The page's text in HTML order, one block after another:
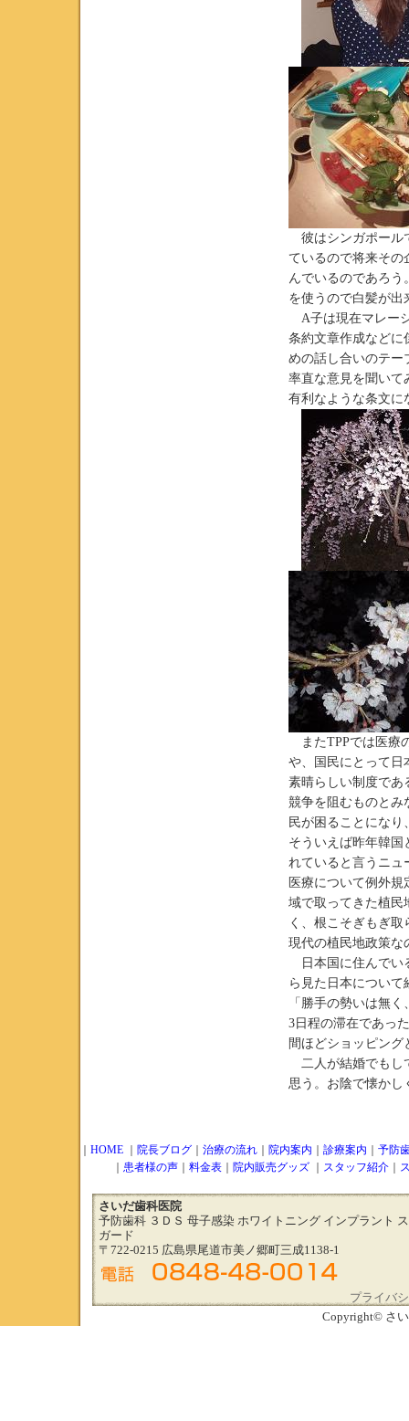
彼はシンガポール
ているので将来その
んでいるのであろう
を使うので白髪が出
A子は現在マレー
条約文章作成などに
めの話し合いのテー
率直な意見を聞いて
有利なような条文に
またTPPでは医療
や、国民にとって日
素晴らしい制度であ
競争を阻むものとみ
民が困ることにな
そういえば昨年韓国
れていると言うニュ
医療について例外
域で取ってきた植民
く、根こそぎもぎ
現代の植民地政策な
日本国に住んでい
ら見た日本につい
「勝手の勢いは無
3日程の滞在であっ
間ほどショッピン
二人が結婚でもし
思う。お陰で懐かし
HOME｜ 院長ブログ｜ 治療の流れ｜ 院内案内 診療案内
予防
患者様の声｜ 料金表｜ 院内販売グッズ スタッフ紹介｜
さいだ歯科医院
予防歯科 ３ＤＳ 母子感染 ホワイトニング インプラント
ガード
〒722-0215 広島県尾道市美ノ郷町三成1138-1
プライバ
Copyright© さ